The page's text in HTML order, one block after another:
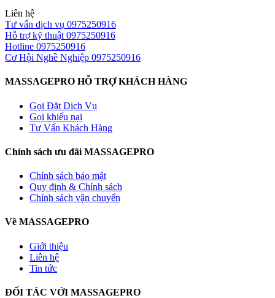
Liên hệ
Tư vấn dịch vụ 0975250916
Hỗ trợ kỹ thuật 0975250916
Hotline 0975250916
Cơ Hội Nghề Nghiệp 0975250916
MASSAGEPRO HỖ TRỢ KHÁCH HÀNG
Gọi Đặt Dịch Vụ
Gọi khiếu nại
Tư Vấn Khách Hàng
Chính sách ưu đãi MASSAGEPRO
Chính sách bảo mật
Quy định & Chính sách
Chính sách vận chuyển
Về MASSAGEPRO
Giới thiệu
Liên hệ
Tin tức
ĐỐI TÁC VỚI MASSAGEPRO